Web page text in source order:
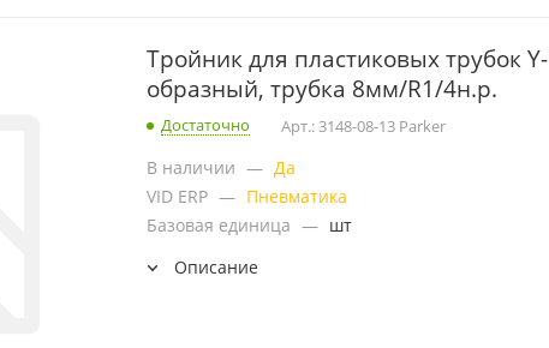
Тройник для пластиковых трубок Y-
образный, трубка 8мм/R1/4н.р.
Достаточно Арт.: 3148-08-13 Parker
В наличии — Да
VID ERP — Пневматика
Базовая единица — шт
Описание